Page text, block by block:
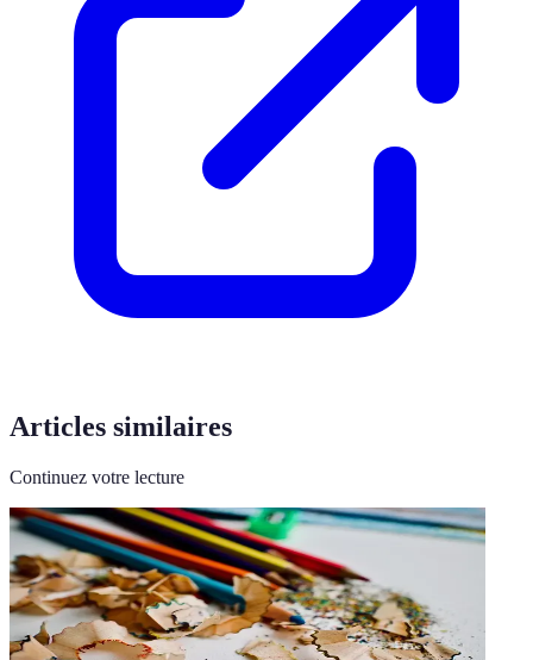
Articles similaires
Continuez votre lecture